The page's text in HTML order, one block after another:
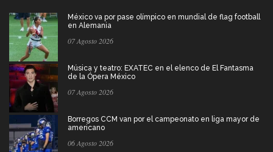
México va por pase olímpico en mundial de flag football
en Alemania
07 Agosto 2026
Música y teatro: EXATEC en el elenco de El Fantasma
de la Ópera México
07 Agosto 2026
Borregos CCM van por el campeonato en liga mayor de
americano
06 Agosto 2026